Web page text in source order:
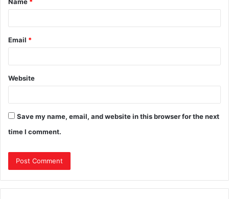
Name *
Email *
Website
Save my name, email, and website in this browser for the next
time I comment.